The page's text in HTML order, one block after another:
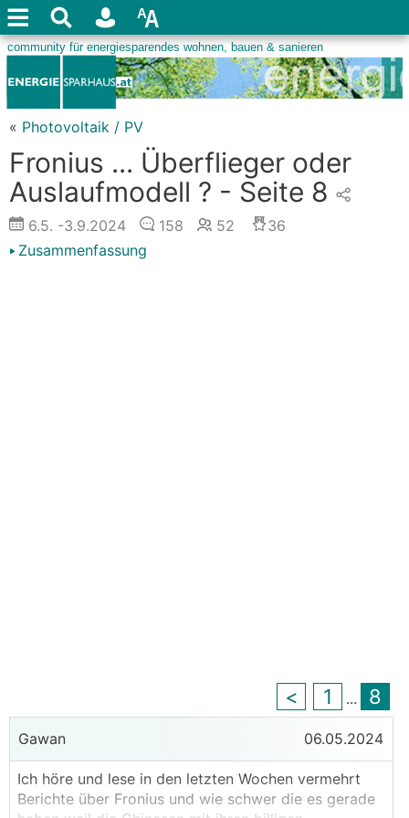
« Photovoltaik / PV
Fronius ... Überflieger oder
Auslaufmodell ? - Seite 8
6.5. -3.9.2024 158 52
36
Zusammenfassung
< 1 ... 8
Gawan 06.05.2024
Ich höre und lese in den letzten Wochen vermehrt
Berichte über Fronius und wie schwer die es gerade